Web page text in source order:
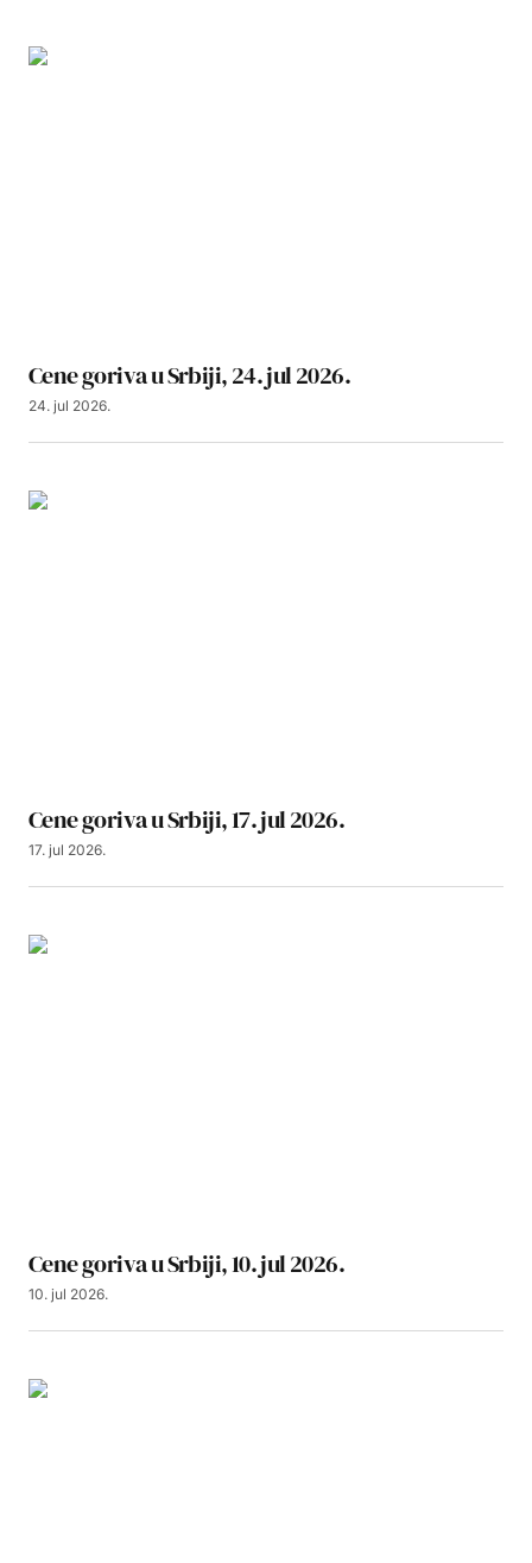
Cene goriva u Srbiji, 24. jul 2026.
24. jul 2026.
Cene goriva u Srbiji, 17. jul 2026.
17. jul 2026.
Cene goriva u Srbiji, 10. jul 2026.
10. jul 2026.